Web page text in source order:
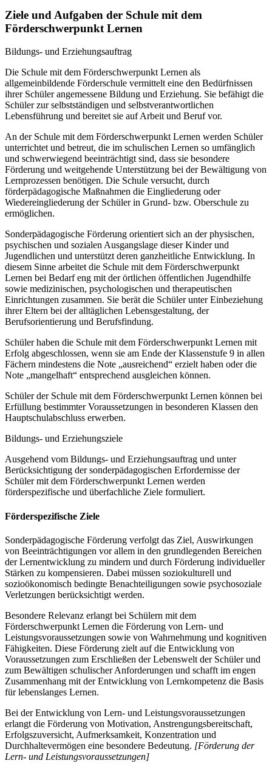
Ziele und Aufgaben der Schule mit dem
Förderschwerpunkt Lernen
Bildungs- und Erziehungsauftrag
Die Schule mit dem Förderschwerpunkt Lernen als
allgemeinbildende Förderschule vermittelt eine den Bedürfnissen
ihrer Schüler angemessene Bildung und Erziehung. Sie befähigt die
Schüler zur selbstständigen und selbstverantwortlichen
Lebensführung und bereitet sie auf Arbeit und Beruf vor.
An der Schule mit dem Förderschwerpunkt Lernen werden Schüler
unterrichtet und betreut, die im schulischen Lernen so umfänglich
und schwerwiegend beeinträchtigt sind, dass sie besondere
Förderung und weitgehende Unterstützung bei der Bewältigung von
Lernprozessen benötigen. Die Schule versucht, durch
förderpädagogische Maßnahmen die Eingliederung oder
Wiedereingliederung der Schüler in Grund- bzw. Oberschule zu
ermöglichen.
Sonderpädagogische Förderung orientiert sich an der physischen,
psychischen und sozialen Ausgangslage dieser Kinder und
Jugendlichen und unterstützt deren ganzheitliche Entwicklung. In
diesem Sinne arbeitet die Schule mit dem Förderschwerpunkt
Lernen bei Bedarf eng mit der örtlichen öffentlichen Jugendhilfe
sowie medizinischen, psychologischen und therapeutischen
Einrichtungen zusammen. Sie berät die Schüler unter Einbeziehung
ihrer Eltern bei der alltäglichen Lebensgestaltung, der
Berufsorientierung und Berufsfindung.
Schüler haben die Schule mit dem Förderschwerpunkt Lernen mit
Erfolg abgeschlossen, wenn sie am Ende der Klassenstufe 9 in allen
Fächern mindestens die Note „ausreichend“ erzielt haben oder die
Note „mangelhaft“ entsprechend ausgleichen können.
Schüler der Schule mit dem Förderschwerpunkt Lernen können bei
Erfüllung bestimmter Voraussetzungen in besonderen Klassen den
Hauptschulabschluss erwerben.
Bildungs- und Erziehungsziele
Ausgehend vom Bildungs- und Erziehungsauftrag und unter
Berücksichtigung der sonderpädagogischen Erfordernisse der
Schüler mit dem Förderschwerpunkt Lernen werden
förderspezifische und überfachliche Ziele formuliert.
Förderspezifische Ziele
Sonderpädagogische Förderung verfolgt das Ziel, Auswirkungen
von Beeinträchtigungen vor allem in den grundlegenden Bereichen
der Lernentwicklung zu mindern und durch Förderung individueller
Stärken zu kompensieren. Dabei müssen soziokulturell und
sozioökonomisch bedingte Benachteiligungen sowie psychosoziale
Verletzungen berücksichtigt werden.
Besondere Relevanz erlangt bei Schülern mit dem
Förderschwerpunkt Lernen die Förderung von Lern- und
Leistungsvoraussetzungen sowie von Wahrnehmung und kognitiven
Fähigkeiten. Diese Förderung zielt auf die Entwicklung von
Voraussetzungen zum Erschließen der Lebenswelt der Schüler und
zum Bewältigen schulischer Anforderungen und schafft im engen
Zusammenhang mit der Entwicklung von Lernkompetenz die Basis
für lebenslanges Lernen.
Bei der Entwicklung von Lern- und Leistungsvoraussetzungen
erlangt die Förderung von Motivation, Anstrengungsbereitschaft,
Erfolgszuversicht, Aufmerksamkeit, Konzentration und
Durchhaltevermögen eine besondere Bedeutung. [Förderung der
Lern- und Leistungsvoraussetzungen]